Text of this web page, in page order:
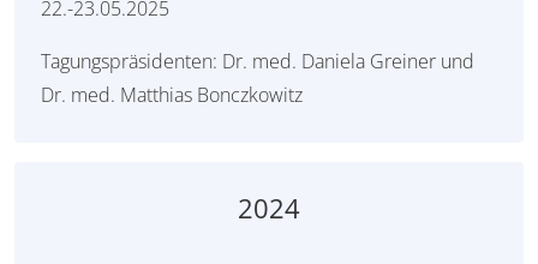
22.-23.05.2025
Tagungspräsidenten: Dr. med. Daniela Greiner und
Dr. med. Matthias Bonczkowitz
2024